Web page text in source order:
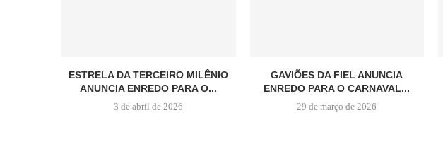
ESTRELA DA TERCEIRO MILÊNIO
ANUNCIA ENREDO PARA O...
3 de abril de 2026
GAVIÕES DA FIEL ANUNCIA
ENREDO PARA O CARNAVAL...
29 de março de 2026